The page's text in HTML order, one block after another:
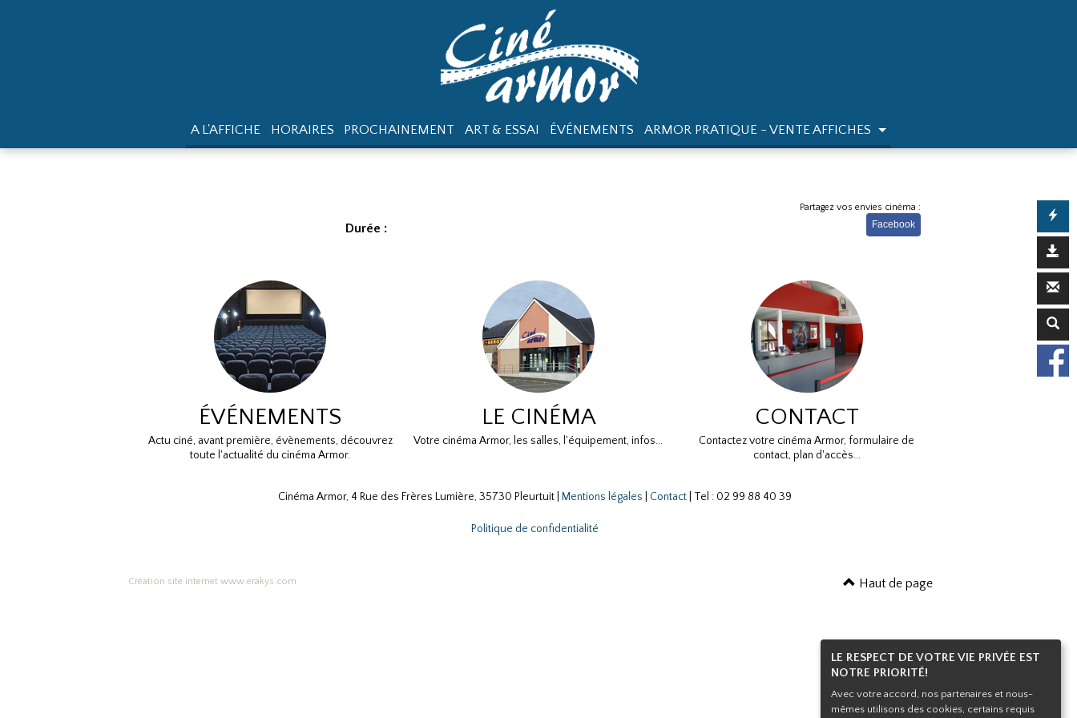
LE RESPECT DE VOTRE VIE PRIVÉE EST
NOTRE PRIORITÉ!
Avec votre accord, nos partenaires et nous-
mêmes utilisons des cookies, certains requis
A L'AFFICHE HORAIRES PROCHAINEMENT ART & ESSAI ÉVÉNEMENTS ARMOR PRATIQUE - VENTE AFFICHES
Durée :
Partagez vos envies cinéma :
Facebook
ÉVÉNEMENTS
Actu ciné, avant première, évènements, découvrez
toute l'actualité du cinéma Armor.
LE CINÉMA
Votre cinéma Armor, les salles, l'équipement, infos...
CONTACT
Contactez votre cinéma Armor, formulaire de
contact, plan d'accès...
Cinéma Armor, 4 Rue des Frères Lumière, 35730 Pleurtuit | Mentions légales Contact| Tel : 02 99 88 40 39
Politique de confidentialité
Haut de page
Création site internet www.erakys.com